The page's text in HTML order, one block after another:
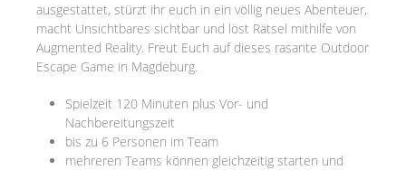
ausgestattet, stürzt ihr euch in ein völlig neues Abenteuer,
macht Unsichtbares sichtbar und löst Rätsel mithilfe von
Augmented Reality. Freut Euch auf dieses rasante Outdoor
Escape Game in Magdeburg.
Spielzeit 120 Minuten plus Vor- und
Nachbereitungszeit
bis zu 6 Personen im Team
mehreren Teams können gleichzeitig starten und